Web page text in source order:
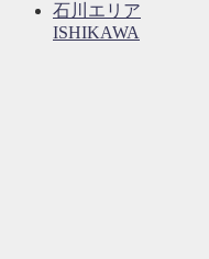
石川エリア
ISHIKAWA